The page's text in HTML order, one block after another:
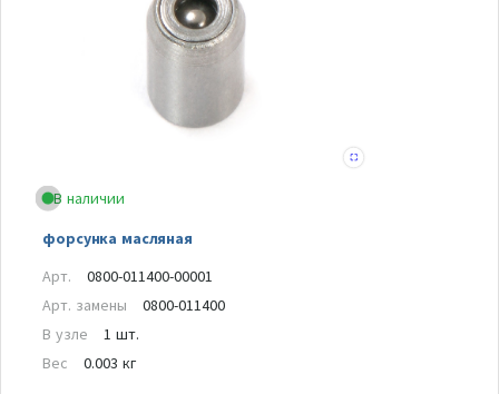
В наличии
форсунка масляная
Арт.
0800-011400-00001
Арт. замены
0800-011400
В узле
1 шт.
Вес
0.003 кг